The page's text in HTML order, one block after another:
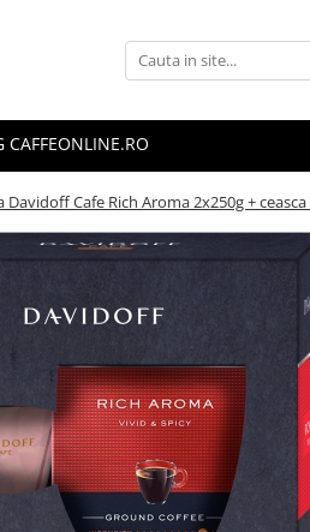
CAFFEONLINE.RO
Davidoff Cafe Rich Aroma 2x250g +